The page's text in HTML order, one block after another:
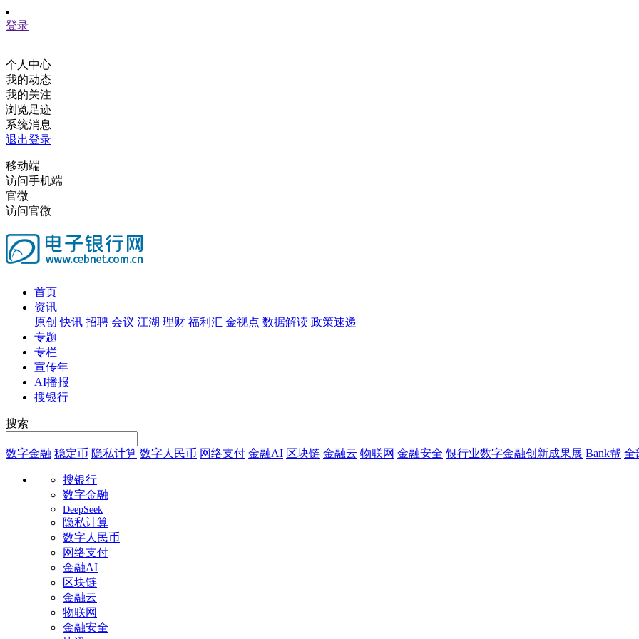
登录
个人中心
我的动态
我的关注
浏览足迹
系统消息
退出登录
移动端
访问手机端
官微
访问官微
首页
资讯
原创 快讯 招聘 会议 江湖 理财 福利汇 金视点 数据解读 政策速递
专题
专栏
宣传年
AI播报
搜银行
搜索
数字金融 稳定币 隐私计算 数字人民币 网络支付 金融AI 区块链 金融云 物联网 金融安全 银行业数字金融创新成果展 Bank帮 全
搜银行
数字金融
DeepSeek
隐私计算
数字人民币
网络支付
金融AI
区块链
金融云
物联网
金融安全